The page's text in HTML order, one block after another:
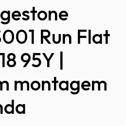
Run Flat
95Y |
montagem